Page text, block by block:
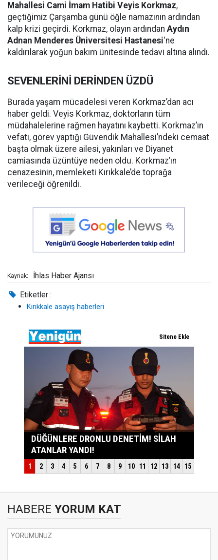
Mahallesi Cami İmam Hatibi Veyis Korkmaz,
geçtiğimiz Çarşamba günü öğle namazının ardından
kalp krizi geçirdi. Korkmaz, olayın ardından Aydın
Adnan Menderes Üniversitesi Hastanesi'ne
kaldırılarak yoğun bakım ünitesinde tedavi altına alındı.
SEVENLERİNİ DERİNDEN ÜZDÜ
Burada yaşam mücadelesi veren Korkmaz’dan acı
haber geldi. Veyis Korkmaz, doktorların tüm
müdahalelerine rağmen hayatını kaybetti. Korkmaz’ın
vefatı, görev yaptığı Güvendik Mahallesi’ndeki cemaat
başta olmak üzere ailesi, yakınları ve Diyanet
camiasında üzüntüye neden oldu. Korkmaz’ın
cenazesinin, memleketi Kırıkkale’de toprağa
verileceği öğrenildi.
Kaynak: İhlas Haber Ajansı
Etiketler :
Kırıkkale asayiş haberleri
HABERE YORUM KAT